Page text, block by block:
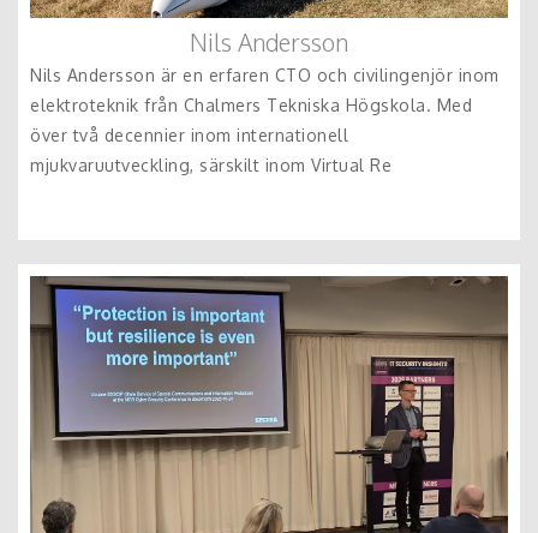
​Nils Andersson
Nils Andersson är en erfaren CTO och civilingenjör inom
elektroteknik från Chalmers Tekniska Högskola. Med
över två decennier inom internationell
mjukvaruutveckling, särskilt inom Virtual Re